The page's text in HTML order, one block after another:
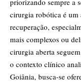
cirurgia robótica é um
recuperação,
mais complexos ou
cirurgia aberta
o contexto clínico
Goiânia, busca-se